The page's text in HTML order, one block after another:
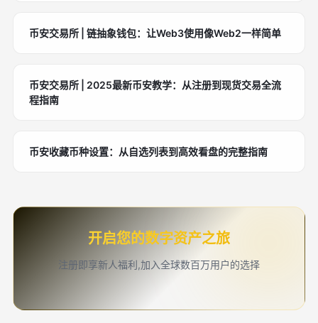
币安交易所 | 链抽象钱包：让Web3使用像Web2一样简单
币安交易所 | 2025最新币安教学：从注册到现货交易全流
程指南
币安收藏币种设置：从自选列表到高效看盘的完整指南
开启您的数字资产之旅
注册即享新人福利,加入全球数百万用户的选择